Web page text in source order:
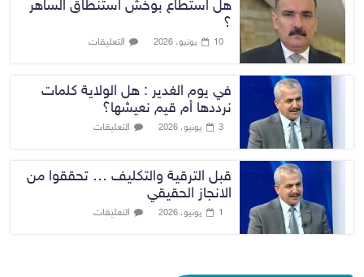
هل استطاع بوخش استنطاق الساهر
؟
10 يونيو، 2026 التعليقات
في يوم الغدير : هل الولاية كلمات
نرددها أم قيم نعيشها؟
3 يونيو، 2026 التعليقات
قبل الترقية والتكليف … تحققوا من
الانجاز الحقيقي
1 يونيو، 2026 التعليقات